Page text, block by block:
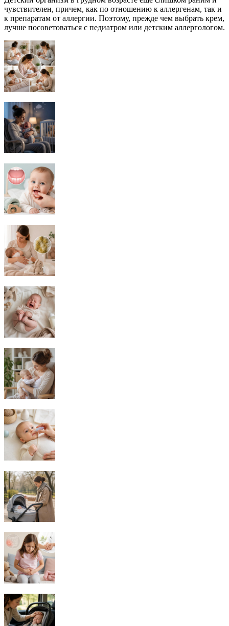
чувствителен, причем, как по отношению к аллергенам, так и
к препаратам от аллергии. Поэтому, прежде чем выбрать крем,
лучше посоветоваться с педиатром или детским аллергологом.